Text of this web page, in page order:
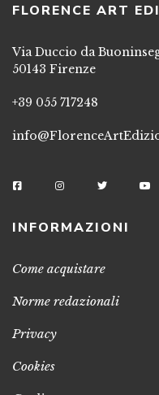
FLORENCE ART
Via Duccio da
50143 Firenze
+39 055 717248
INFORMAZIONI
Come acquistare
Norme redazionali
Privacy
Cookies